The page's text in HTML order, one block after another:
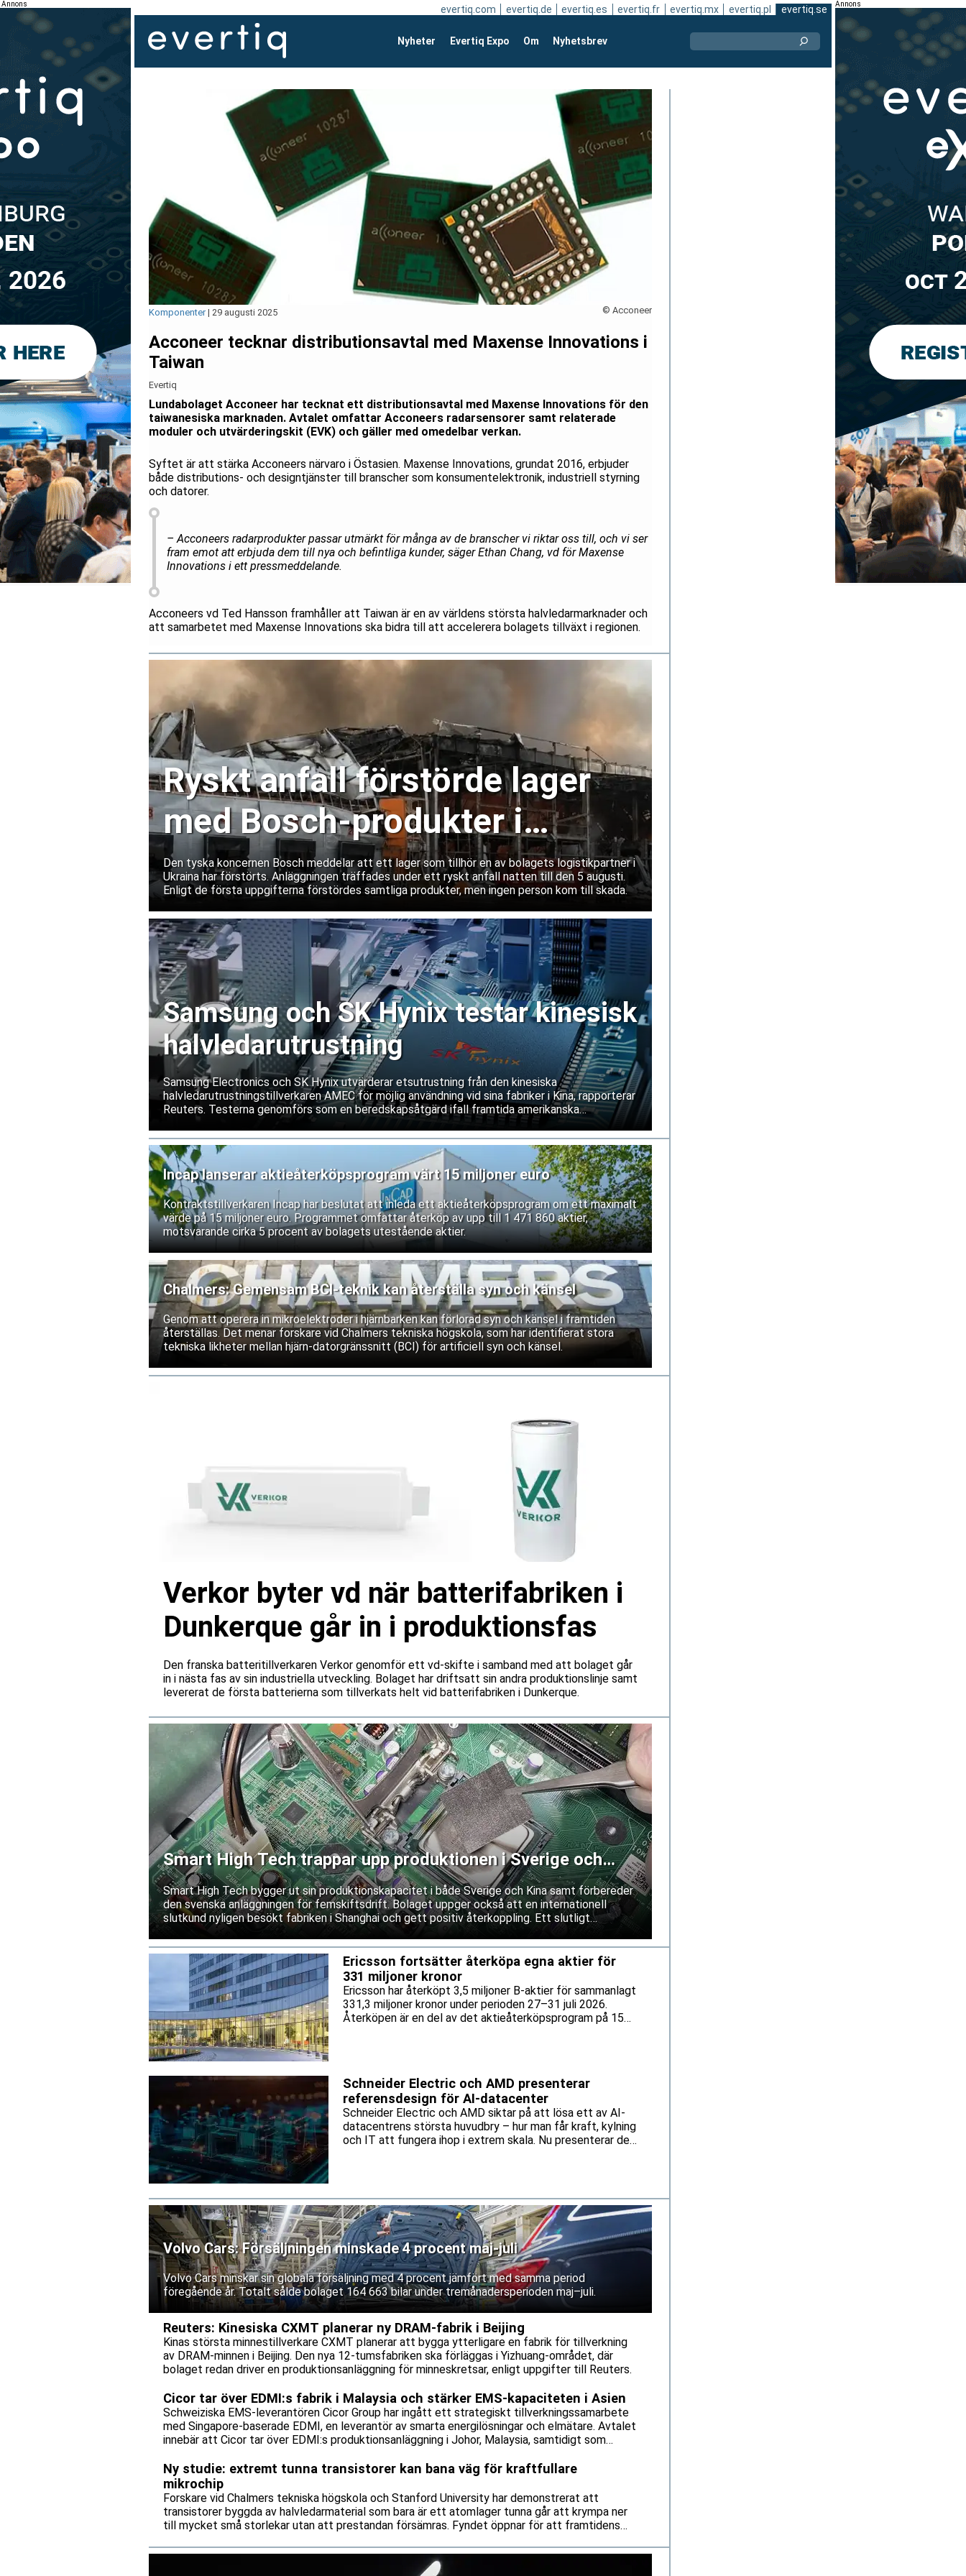
Annons evertiq.com evertiq.de evertiq.es evertiq.fr evertiq.mx evertiq.pl evertiq.se
Nyheter Evertiq Expo Om Nyhetsbrev
© Acconeer
Komponenter | 29 augusti 2025
Acconeer tecknar distributionsavtal med Maxense Innovations i
Taiwan
Evertiq
Lundabolaget Acconeer har tecknat ett distributionsavtal med Maxense Innovations för den
taiwanesiska marknaden. Avtalet omfattar Acconeers radarsensorer samt relaterade
moduler och utvärderingskit (EVK) och gäller med omedelbar verkan.
Syftet är att stärka Acconeers närvaro i Östasien. Maxense Innovations, grundat 2016, erbjuder
både distributions- och designtjänster till branscher som konsumentelektronik, industriell styrning
och datorer.
– Acconeers radarprodukter passar utmärkt för många av de branscher vi riktar oss till, och vi ser
fram emot att erbjuda dem till nya och befintliga kunder, säger Ethan Chang, vd för Maxense
Innovations i ett pressmeddelande.
Acconeers vd Ted Hansson framhåller att Taiwan är en av världens största halvledarmarknader och
att samarbetet med Maxense Innovations ska bidra till att accelerera bolagets tillväxt i regionen.
Ryskt anfall förstörde lager
med Bosch-produkter i
Ukraina
Den tyska koncernen Bosch meddelar att ett lager som tillhör en av bolagets logistikpartner i
Ukraina har förstörts. Anläggningen träffades under ett ryskt anfall natten till den 5 augusti.
Enligt de första uppgifterna förstördes samtliga produkter, men ingen person kom till skada.
Samsung och SK Hynix testar kinesisk
halvledarutrustning
Samsung Electronics och SK Hynix utvärderar etsutrustning från den kinesiska
halvledarutrustningstillverkaren AMEC för möjlig användning vid sina fabriker i Kina, rapporterar
Reuters. Testerna genomförs som en beredskapsåtgärd ifall framtida amerikanska
exportrestriktioner skulle försvåra service och underhåll av västerländsk utrustning. Båda
bolagen tillbakavisar dock uppgifterna.
Incap lanserar aktieåterköpsprogram värt 15 miljoner euro
Kontraktstillverkaren Incap har beslutat att inleda ett aktieåterköpsprogram om ett maximalt
värde på 15 miljoner euro. Programmet omfattar återköp av upp till 1 471 860 aktier,
motsvarande cirka 5 procent av bolagets utestående aktier.
Chalmers: Gemensam BCI-teknik kan återställa syn och känsel
Genom att operera in mikroelektroder i hjärnbarken kan förlorad syn och känsel i framtiden
återställas. Det menar forskare vid Chalmers tekniska högskola, som har identifierat stora
tekniska likheter mellan hjärn-datorgränssnitt (BCI) för artificiell syn och känsel.
Verkor byter vd när batterifabriken i
Dunkerque går in i produktionsfas
Den franska batteritillverkaren Verkor genomför ett vd-skifte i samband med att bolaget går
in i nästa fas av sin industriella utveckling. Bolaget har driftsatt sin andra produktionslinje samt
levererat de första batterierna som tillverkats helt vid batterifabriken i Dunkerque.
Smart High Tech trappar upp produktionen i Sverige och
Kina
Smart High Tech bygger ut sin produktionskapacitet i både Sverige och Kina samt förbereder
den svenska anläggningen för femskiftsdrift. Bolaget uppger också att en internationell
slutkund nyligen besökt fabriken i Shanghai och gett positiv återkoppling. Ett slutligt
leverantörsgodkännande inväntas dock fortfarande.
Ericsson fortsätter återköpa egna aktier för
331 miljoner kronor
Ericsson har återköpt 3,5 miljoner B-aktier för sammanlagt
331,3 miljoner kronor under perioden 27–31 juli 2026.
Återköpen är en del av det aktieåterköpsprogram på 15
Schneider Electric och AMD presenterar
referensdesign för AI-datacenter
Schneider Electric och AMD siktar på att lösa ett av AI-
datacentrens största huvudbry – hur man får kraft, kylning
och IT att fungera ihop i extrem skala. Nu presenterar de
Volvo Cars: Försäljningen minskade 4 procent maj-juli
Volvo Cars minskar sin globala försäljning med 4 procent jämfört med samma period
föregående år. Totalt sålde bolaget 164 663 bilar under tremånadersperioden maj–juli.
Reuters: Kinesiska CXMT planerar ny DRAM-fabrik i Beijing
Kinas största minnestillverkare CXMT planerar att bygga ytterligare en fabrik för tillverkning
av DRAM-minnen i Beijing. Den nya 12-tumsfabriken ska förläggas i Yizhuang-området, där
bolaget redan driver en produktionsanläggning för minneskretsar, enligt uppgifter till Reuters.
Cicor tar över EDMI:s fabrik i Malaysia och stärker EMS-kapaciteten i Asien
Schweiziska EMS-leverantören Cicor Group har ingått ett strategiskt tillverkningssamarbete
med Singapore-baserade EDMI, en leverantör av smarta energilösningar och elmätare. Avtalet
innebär att Cicor tar över EDMI:s produktionsanläggning i Johor, Malaysia, samtidigt som
Ny studie: extremt tunna transistorer kan bana väg för kraftfullare
mikrochip
Forskare vid Chalmers tekniska högskola och Stanford University har demonstrerat att
transistorer byggda av halvledarmaterial som bara är ett atomlager tunna går att krympa ner
till mycket små storlekar utan att prestandan försämras. Fyndet öppnar för att framtidens
av.
Annons